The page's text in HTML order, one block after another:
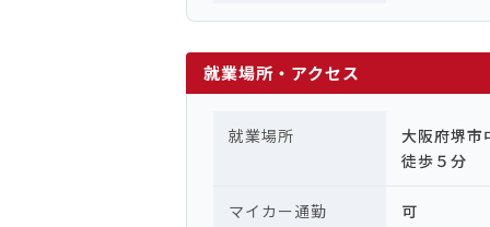
就業場所・アクセス
就業場所
大阪府堺
徒歩５分
マイカー通勤 可